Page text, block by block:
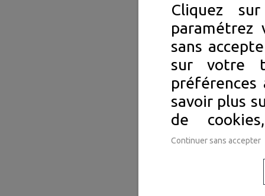
Cliquez
paramétrez
sans
sur votre
savoir plus
de
Continuer sans accepter